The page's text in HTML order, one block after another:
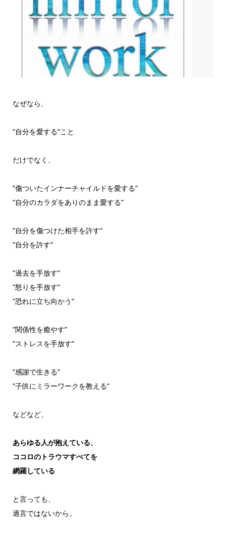
なぜなら、
”自分を愛する”こと
だけでなく、
”傷ついたインナーチャイルドを愛する”
”自分のカラダをありのまま愛する”
”自分を傷つけた相手を許す”
”自分を許す”
”過去を手放す”
”怒りを手放す”
”恐れに立ち向かう”
”関係性を癒やす”
”ストレスを手放す”
”感謝で生きる”
”子供にミラーワークを教える”
などなど、
あらゆる人が抱えている、
ココロのトラウマすべてを
網羅している
と言っても、
過言ではないから。